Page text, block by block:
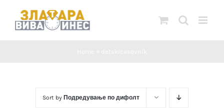
Sort by Подредување по дифолт